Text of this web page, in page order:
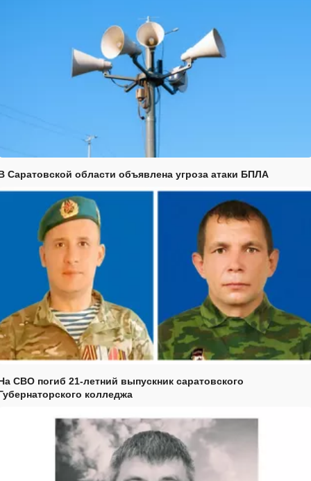
Саратовской области объявлена угроза атаки БПЛА
СВО погиб 21-летний выпускник саратовского
колледжа